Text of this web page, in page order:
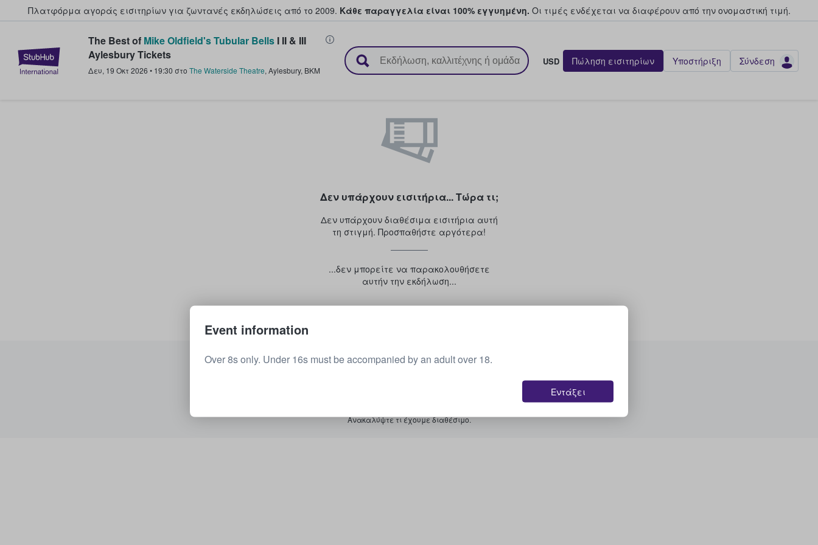
Πλατφόρμα αγοράς εισιτηρίων για ζωντανές εκδηλώσεις από το 2009. Κάθε παραγγελία είναι 100% εγγυημένη. Οι τιμές ενδέχεται να διαφέρουν από την oνομαστική τιμή.
StubHub - Όπου οι φαν αγοράζουν και πουλούν εισιτήρια
The Best of Mike Oldfield's Tubular BellsI II & III
Aylesbury Tickets
Δευ, 19 Οκτ 2026 • 19:30 στο The Waterside Theatre, Aylesbury, BKM
USD Πώληση εισιτηρίων Υποστήριξη Σύνδεση
Δεν υπάρχουν εισιτήρια... Τώρα τι;
Δεν υπάρχουν διαθέσιμα εισιτήρια αυτή
τη στιγμή. Προσπαθήστε αργότερα!
...δεν μπορείτε να παρακολουθήσετε
αυτήν την εκδήλωση...
Εμφάνιση όλων των προσεχών εκδηλώσεων
Ανακαλύψτε τι έχουμε διαθέσιμο.
Event information
Over 8s only. Under 16s must be accompanied by an adult over 18.
Εντάξει